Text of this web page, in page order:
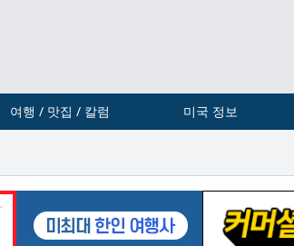
여행 / 맛집 / 칼럼 미국 정보